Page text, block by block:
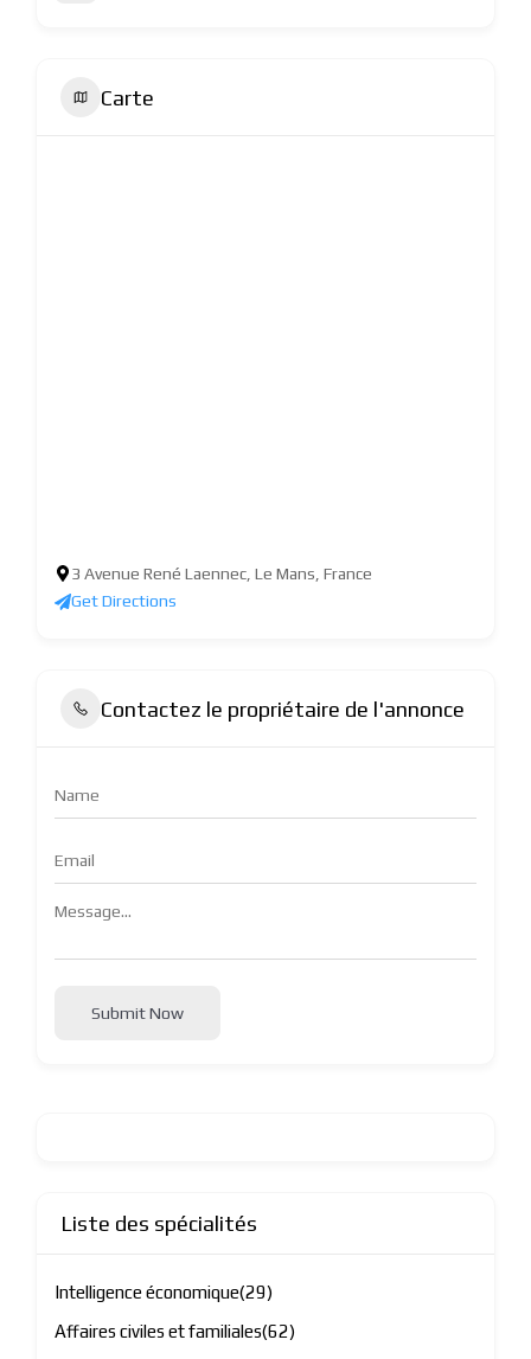
Carte
3 Avenue René Laennec, Le Mans, France
Get Directions
Contactez le propriétaire de l'annonce
Submit Now
Liste des spécialités
Intelligence économique(29)
Affaires civiles et familiales(62)